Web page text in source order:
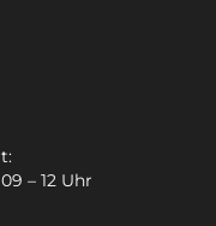
– 12 Uhr